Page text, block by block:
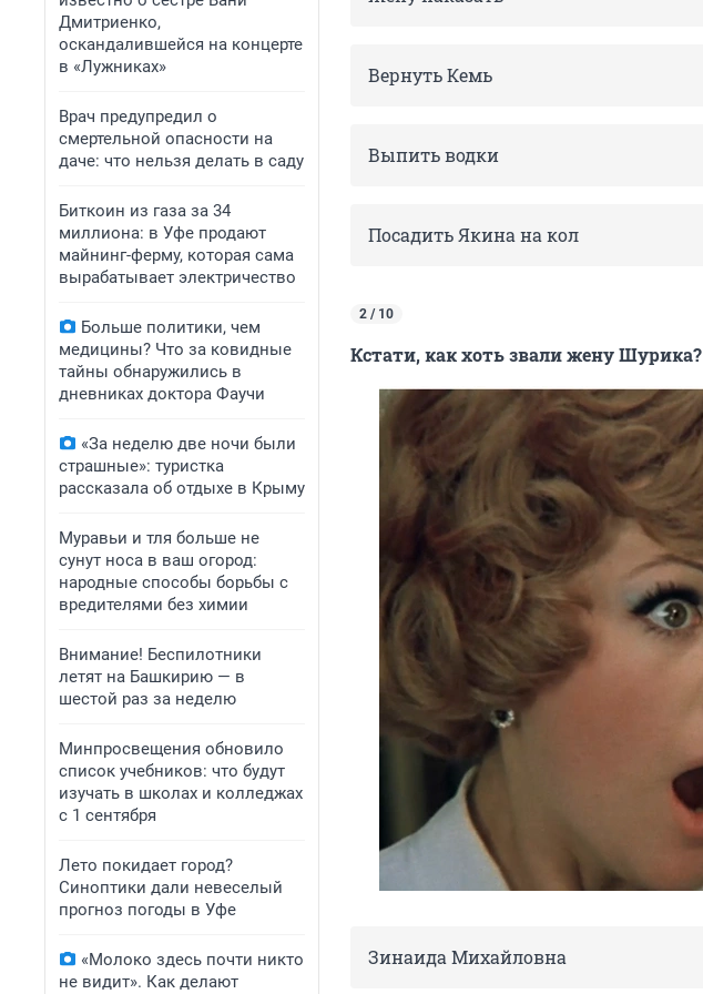
Дмитриенко,
оскандалившейся на концерте
в «Лужниках»
Врач предупредил о
смертельной опасности на
даче: что нельзя делать в саду
Биткоин из газа за 34
миллиона: в Уфе продают
майнинг-ферму, которая сама
вырабатывает электричество
Больше политики, чем
медицины? Что за ковидные
тайны обнаружились в
дневниках доктора Фаучи
«За неделю две ночи были
страшные»: туристка
рассказала об отдыхе в Крыму
Муравьи и тля больше не
сунут носа в ваш огород:
народные способы борьбы с
вредителями без химии
Внимание! Беспилотники
летят на Башкирию — в
шестой раз за неделю
Минпросвещения обновило
список учебников: что будут
изучать в школах и колледжах
с 1 сентября
Лето покидает город?
Синоптики дали невеселый
прогноз погоды в Уфе
«Молоко здесь почти никто
не видит». Как делают
Вернуть Кемь
Выпить водки
Посадить Якина на кол
2 / 10
Кстати, как хоть звали жену Шурика?
Зинаида Михайловна